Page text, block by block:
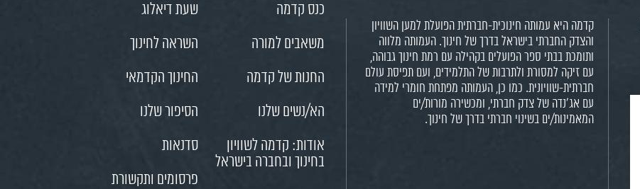
קדמה היא עמותה חינוכית-חברתית הפועלת למען השוויון
והצדק החברתי בישראל בדרך של חינוך. העמותה מלווה
ותומכת בבתי ספר הפועלים בקהילה עם רמת חינוך גבוהה,
עם זיקה למסורת ולתרבות של התלמידים, ועם תפיסת עולם
חברתית-שוויונית. כמו כן, העמותה מפתחת חומרי למידה
עם אג'נדה של צדק חברתי, ומכשירה מורות/ים
המאמינות/ים בשינוי חברתי בדרך של חינוך.
כנס קדמה
שעת דיאלוג
משאבים למורה
השראה לחינוך
החנות של קדמה
החינוך הקדמאי
הא/נשים שלנו
הסיפור שלנו
אודות: קדמה לשוויון
בחינוך ובחברה בישראל
סדנאות
פרסומים ותקשורת